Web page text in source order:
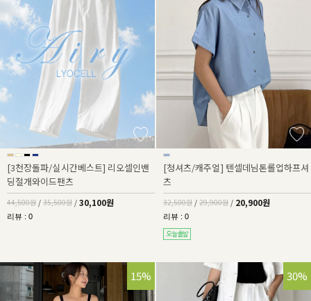
[3천장돌파/실시간베스트] 리오셀인밴
딩절개와이드팬츠
44,500원 / 35,500원 / 30,100원
리뷰 : 0
[청셔츠/캐주얼] 텐셀데님톤롤업하프셔
츠
32,500원 / 29,900원 / 20,900원
리뷰 : 0
15% 30%